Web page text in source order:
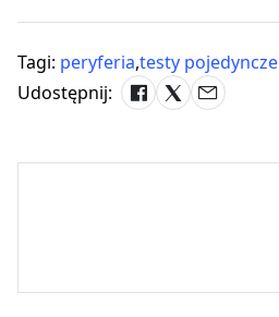
Tagi: peryferia,testy pojedyncze
Udostępnij: